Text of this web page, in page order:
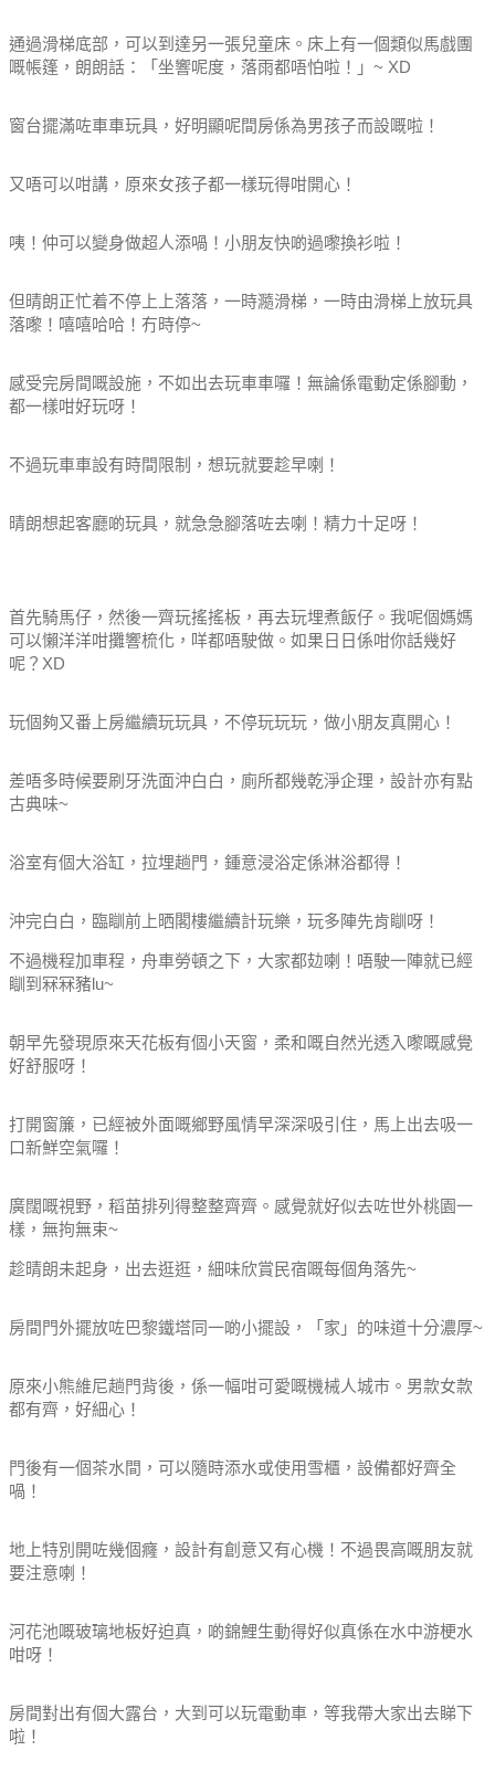
通過滑梯底部，可以到達另一張兒童床。床上有一個類似馬戲團
嘅帳篷，朗朗話：「坐響呢度，落雨都唔怕啦！」~ XD
窗台擺滿咗車車玩具，好明顯呢間房係為男孩子而設嘅啦！
又唔可以咁講，原來女孩子都一樣玩得咁開心！
咦！仲可以變身做超人添喎！小朋友快啲過嚟換衫啦！
但晴朗正忙着不停上上落落，一時瀡滑梯，一時由滑梯上放玩具
落嚟！嘻嘻哈哈！冇時停~
感受完房間嘅設施，不如出去玩車車囉！無論係電動定係腳動，
都一樣咁好玩呀！
不過玩車車設有時間限制，想玩就要趁早喇！
晴朗想起客廳啲玩具，就急急腳落咗去喇！精力十足呀！
首先騎馬仔，然後一齊玩搖搖板，再去玩埋煮飯仔。我呢個媽媽
可以懶洋洋咁攤響梳化，咩都唔駛做。如果日日係咁你話幾好
呢？XD
玩個夠又番上房繼續玩玩具，不停玩玩玩，做小朋友真開心！
差唔多時候要刷牙洗面沖白白，廁所都幾乾淨企理，設計亦有點
古典味~
浴室有個大浴缸，拉埋趟門，鍾意浸浴定係淋浴都得！
沖完白白，臨瞓前上晒閣樓繼續計玩樂，玩多陣先肯瞓呀！
不過機程加車程，舟車勞頓之下，大家都攰喇！唔駛一陣就已經
瞓到冧冧豬lu~
朝早先發現原來天花板有個小天窗，柔和嘅自然光透入嚟嘅感覺
好舒服呀！
打開窗簾，已經被外面嘅鄉野風情早深深吸引住，馬上出去吸一
口新鮮空氣囉！
廣闊嘅視野，稻苗排列得整整齊齊。感覺就好似去咗世外桃園一
樣，無拘無束~
趁晴朗未起身，出去逛逛，細味欣賞民宿嘅每個角落先~
房間門外擺放咗巴黎鐵塔同一啲小擺設，「家」的味道十分濃厚~
原來小熊維尼趟門背後，係一幅咁可愛嘅機械人城巿。男款女款
都有齊，好細心！
門後有一個茶水間，可以隨時添水或使用雪櫃，設備都好齊全
喎！
地上特別開咗幾個癃，設計有創意又有心機！不過畏高嘅朋友就
要注意喇！
河花池嘅玻璃地板好迫真，啲錦鯉生動得好似真係在水中游梗水
咁呀！
房間對出有個大露台，大到可以玩電動車，等我帶大家出去睇下
啦！